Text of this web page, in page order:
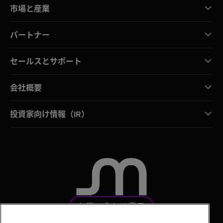
市場と産業
パートナー
セールスとサポート
会社概要
投資家向け情報（IR）
お問い合わせ窓口